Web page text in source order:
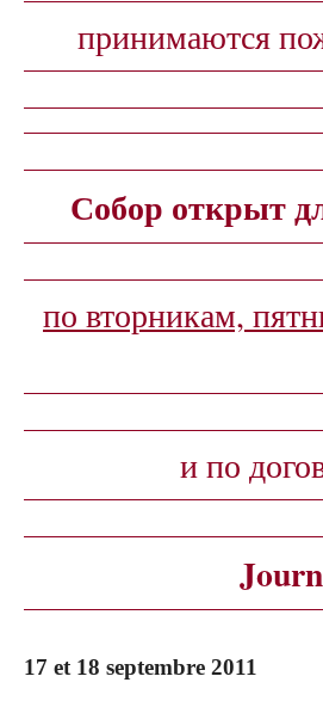
принимаются
Собор открыт
по вторникам,
и по
17 et 18 septembre 2011